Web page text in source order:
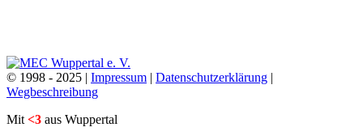
© 1998 - 2025 | Impressum | Datenschutzerklärung |
Wegbeschreibung
Mit <3 aus Wuppertal